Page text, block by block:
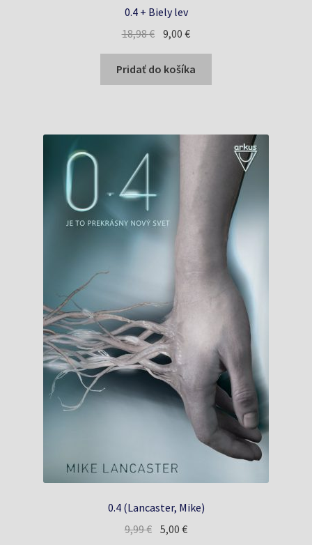
0.4 + Biely lev
18,98€ Pôvodná
bola:
18,98 €.
9,00€Aktuálna
je:
9,00 €.
Pridať do košíka
0.4 (Lancaster, Mike)
9,99€ Pôvodná
5,00€Aktuálna